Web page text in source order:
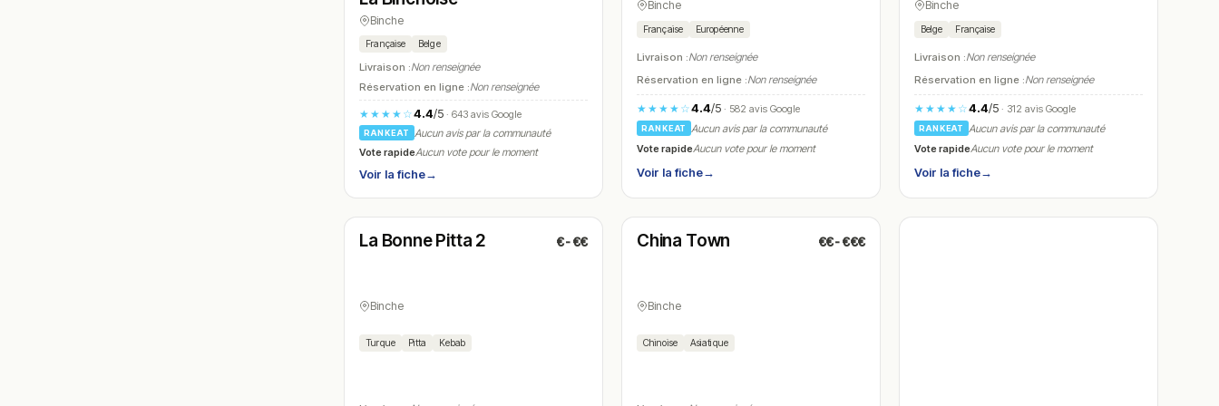
Binche
Française Belge
Livraison :Non renseignée
Réservation en ligne :Non renseignée
★★★★☆4.4/5· 643 avis Google
RANKEAT
Aucun avis par la communauté
Vote rapideAucun vote pour le moment
Voir la fiche→
Binche
Française Européenne
Livraison :Non renseignée
Réservation en ligne :Non renseignée
★★★★☆4.4/5· 582 avis Google
RANKEAT
Aucun avis par la communauté
Vote rapideAucun vote pour le moment
Voir la fiche→
Binche
Belge Française
Livraison :Non renseignée
Réservation en ligne :Non renseignée
★★★★☆4.4/5 · 312 avis Google
RANKEAT
Aucun avis par la communauté
Vote rapideAucun vote pour le moment
Voir la fiche→
N° 27
Fermé(11:30 – 22:00)
La Bonne Pitta 2 €-€€
Binche
Turque Pitta Kebab
N° 28
Fermé(18:00 – 22:00)
China Town €€-€€€
Binche
Chinoise Asiatique